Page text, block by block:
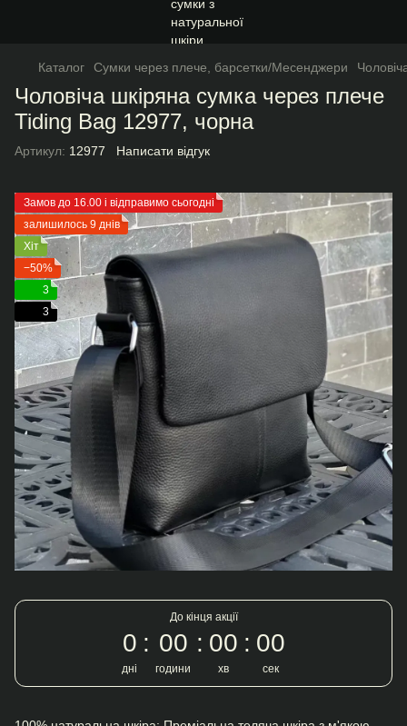
Каталог Сумки через плече, барсетки/Месенджери
Чоловіча шкіряна сумка через плече
Tiding Bag 12977, чорна
Артикул: 12977 Написати відгук
Замов до 16.00 і відправимо сьогодні
залишилось 9 днів
Хіт
−50%
3
3
До кінця акції
0
дні
00
години
00
хв
00
сек